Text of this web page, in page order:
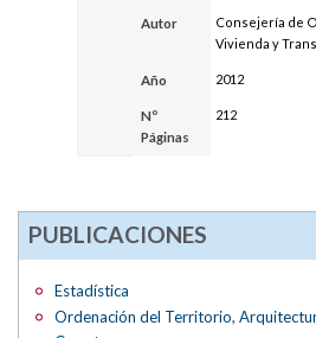
Autor
Consejería de
Vivienda y
Año 2012
Nº
Páginas
212
PUBLICACIONES
Estadística
Ordenación del Territorio,